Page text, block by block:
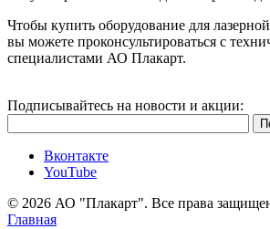
Чтобы купить оборудование для
вы можете проконсультироваться с
специалистами АО Плакарт.
Подписывайтесь на новости и акции:
Вконтакте
YouTube
© 2026 АО "Плакарт". Все права
Главная